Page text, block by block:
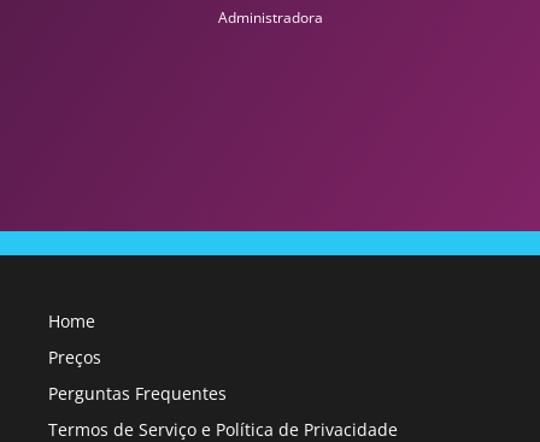
Administradora
Home
Preços
Perguntas Frequentes
Termos de Serviço e Política de Privacidade